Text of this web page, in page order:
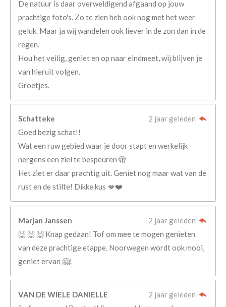
De natuur is daar overweldigend afgaand op jouw
prachtige foto's. Zo te zien heb ook nog met het weer
geluk. Maar ja wij wandelen ook liever in de zon dan in de
regen.
Hou het veilig, geniet en op naar eindmeet, wij blijven je
van hieruit volgen.
Groetjes.
Schatteke
2 jaar geleden
Goed bezig schat!!
Wat een ruw gebied waar je door stapt en werkelijk
nergens een ziel te bespeuren 🫣
Het ziet er daar prachtig uit. Geniet nog maar wat van de
rust en de stilte! Dikke kus 💋❤️
Marjan Janssen
2 jaar geleden
🙌 🙌 🙌 Knap gedaan! Tof om mee te mogen genieten
van deze prachtige etappe. Noorwegen wordt ook mooi,
geniet ervan 🤗!
VAN DE WIELE DANIELLE
2 jaar geleden